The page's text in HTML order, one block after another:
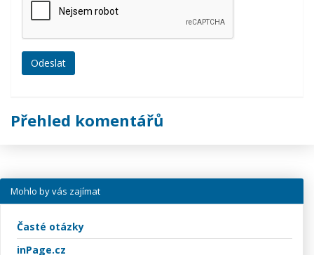
Přehled komentářů
Mohlo by vás zajímat
Časté otázky
inPage.cz